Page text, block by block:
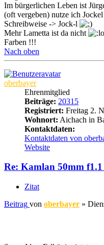
Im bürgerlichen Leben ist
(oft vergeben) nutze ich
Schreibweise -> Jock-l
Mehr Lametta ist da nicht
Farben !!!
Nach oben
oberbayer
Ehrenmitglied
Beiträge: 20315
Registriert: Freitag 2.
Wohnort: Aichach in
Kontaktdaten:
Kontaktdaten von
Website
Re: Kamlan 50mm
Zitat
Beitrag von oberbayer »